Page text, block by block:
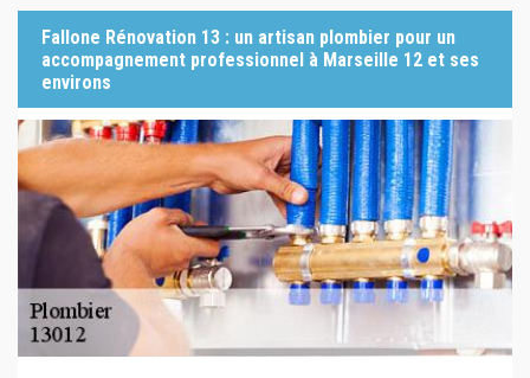
Fallone Rénovation 13 : un artisan plombier pour un
accompagnement professionnel à Marseille 12 et ses
environs